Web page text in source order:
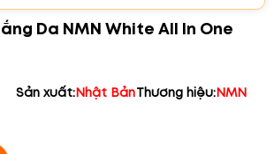
Da NMN White All In One
Sản xuất:Nhật BảnThương hiệu:NMN